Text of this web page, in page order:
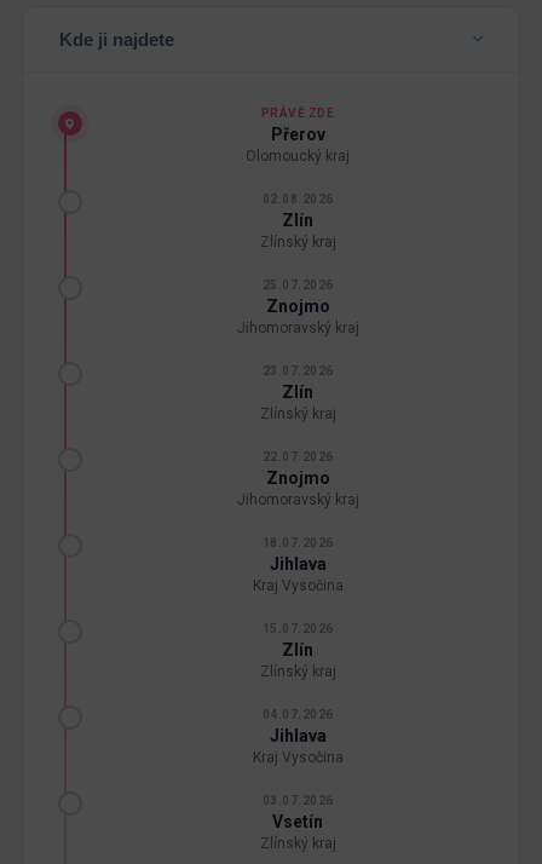
Kde ji najdete
PRÁVĚ ZDE
Přerov
Olomoucký kraj
02.08.2026
Zlín
Zlínský kraj
25.07.2026
Znojmo
Jihomoravský kraj
23.07.2026
Zlín
Zlínský kraj
22.07.2026
Znojmo
Jihomoravský kraj
18.07.2026
Jihlava
Kraj Vysočina
15.07.2026
Zlín
Zlínský kraj
04.07.2026
Jihlava
Kraj Vysočina
03.07.2026
Vsetín
Zlínský kraj